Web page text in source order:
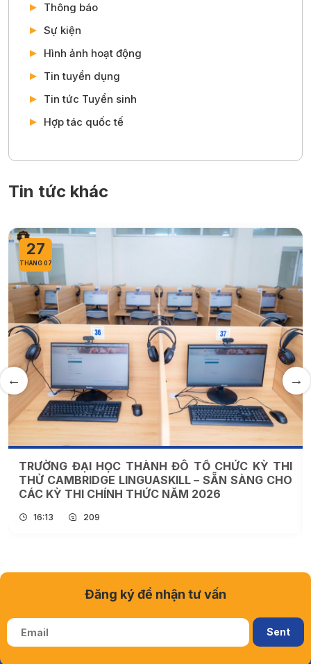
Thông báo
Sự kiện
Hình ảnh hoạt động
Tin tuyển dụng
Tin tức Tuyển sinh
Hợp tác quốc tế
Tin tức khác
27
THÁNG 07
TRƯỜNG ĐẠI HỌC THÀNH ĐÔ TỔ CHỨC KỲ THI
THỬ CAMBRIDGE LINGUASKILL – SẴN SÀNG CHO
CÁC KỲ THI CHÍNH THỨC NĂM 2026
16:13 209
Đăng ký để nhận tư vấn